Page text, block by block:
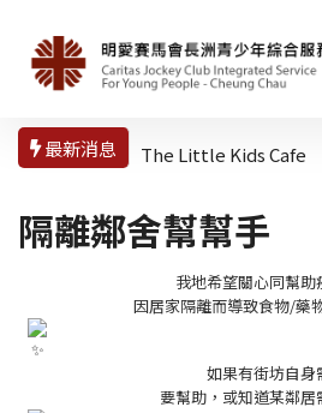
最新消息 The Little Kids Cafe
隔離鄰舍幫幫手
我地希望關心同幫助
因居家隔離而導致食物/藥
如果有街坊自身
要幫助，或知道某鄰居